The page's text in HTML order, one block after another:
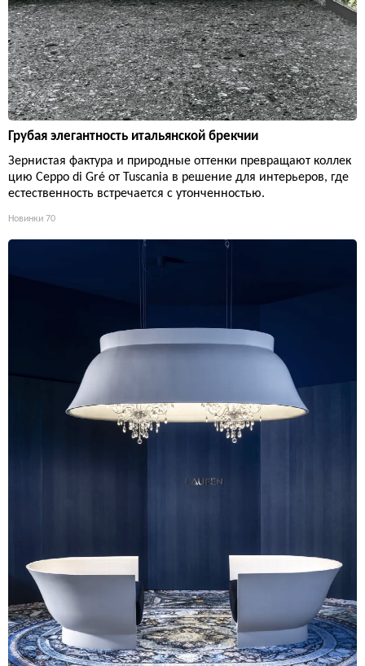
Грубая элегантность итальянской брекчии
Зернистая фактура и природные оттенки превращают коллек
цию Ceppo di Gré от Tuscania в решение для интерьеров, где
естественность встречается с утонченностью.
Новинки 70